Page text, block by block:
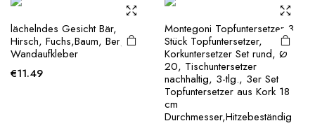
lächelndes Gesicht Bär,
Hirsch, Fuchs,Baum, Bergtier
Wandaufkleber
€11.49
Montegoni Topfuntersetzer 3
Stück Topfuntersetzer,
Korkuntersetzer Set rund, Ø
20, Tischuntersetzer
nachhaltig, 3-tlg., 3er Set
Topfuntersetzer aus Kork 18
cm
Durchmesser,Hitzebeständig